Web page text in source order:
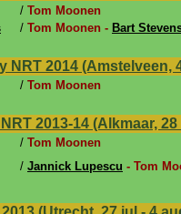
/ Tom Moonen
/ Tom Moonen - Bart
NRT 2014 (Amstelveen,
/ Tom Moonen
2013-14 (Alkmaar,
/ Tom Moonen
/ Jannick Lupescu - Tom